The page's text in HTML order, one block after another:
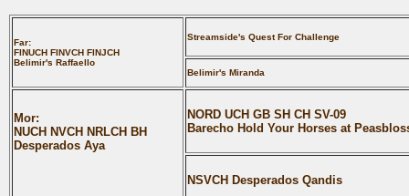
Far:
FINUCH FINVCH FINJCH
Belimir's Raffaello
Streamside's Quest For Challenge
Belimir's Miranda
Mor:
NUCH NVCH NRLCH BH
Desperados Aya
NORD UCH GB SH CH SV-09
Barecho Hold Your Horses at
NSVCH Desperados Qandis